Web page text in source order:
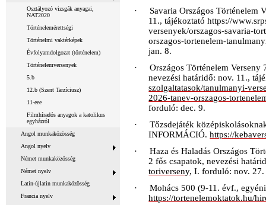
Osztályozó vizsgák anyagai,
NAT2020
Történelemérettségi
Történelmi vaktérképek
Évfolyamdolgozat (történelem)
Történelemversenyek
5.b
12.b (Szent Tarzíciusz)
11-eee
Filmhíradós anyagok a katolikus
egyházról
Angol munkaközösség
Angol nyelv
Német munkaközösség
Német nyelv
Latin-újlatin munkaközösség
Francia nyelv
·
Savaria Országos Történelem
11., tájékoztató https://
versenyek/orszagos-savaria-
orszagos-tortenelem-
jan. 8.
·
Országos Történelem
nevezési határidő: nov. 11.,
szolgaltatasok/tanulmanyi-
2026-tanev-orszagos-
forduló: dec. 9.
·
Tőzsdejáték
INFORMÁCIÓ.https://
·
Haza és Haladás Országos
2 fős csapatok, nevezési
toriverseny, I. forduló: nov. 27.
·
Mohács 500 (9-11. évf.,
https://tortenelemoktatok.hu/